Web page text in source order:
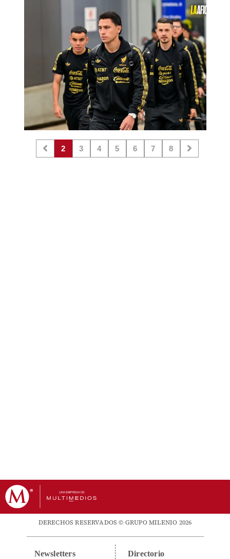
2 3 4 5 6 7 8
DERECHOS RESERVADOS © GRUPO MILENIO 2026
Newsletters Directorio